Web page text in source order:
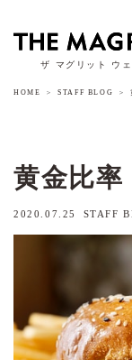
ザ マグリット ウ
HOME STAFF BLOG
黄金比率
2020.07.25 STAFF